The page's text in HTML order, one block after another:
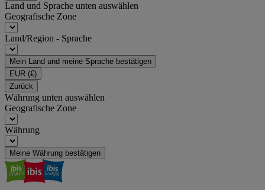
Land und Sprache unten auswählen
Geografische Zone
Land/Region - Sprache
Mein Land und meine Sprache bestätigen
EUR (€)
Zurück
Währung unten auswählen
Geografische Zone
Währung
Meine Währung bestätigen